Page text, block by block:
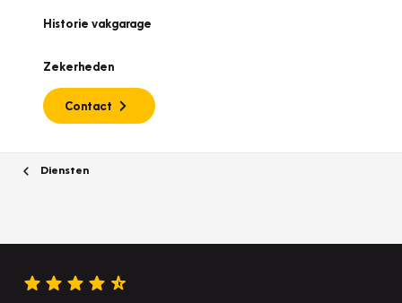
Historie vakgarage
Zekerheden
Contact
Diensten